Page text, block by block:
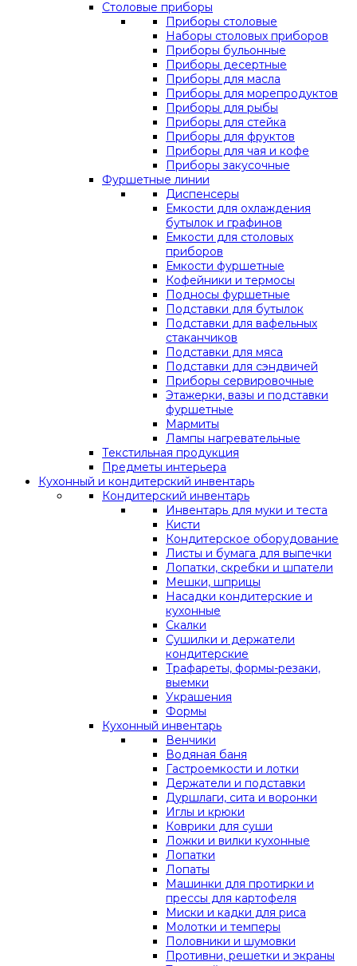
Столовые приборы
Приборы столовые
Наборы столовых приборов
Приборы бульонные
Приборы десертные
Приборы для масла
Приборы для морепродуктов
Приборы для рыбы
Приборы для стейка
Приборы для фруктов
Приборы для чая и кофе
Приборы закусочные
Фуршетные линии
Диспенсеры
Емкости для охлаждения
бутылок и графинов
Емкости для столовых
приборов
Емкости фуршетные
Кофейники и термосы
Подносы фуршетные
Подставки для бутылок
Подставки для вафельных
стаканчиков
Подставки для мяса
Подставки для сэндвичей
Приборы сервировочные
Этажерки, вазы и подставки
фуршетные
Мармиты
Лампы нагревательные
Текстильная продукция
Предметы интерьера
Кухонный и кондитерский инвентарь
Кондитерский инвентарь
Инвентарь для муки и теста
Кисти
Кондитерское оборудование
Листы и бумага для выпечки
Лопатки, скребки и шпатели
Мешки, шприцы
Насадки кондитерские и
кухонные
Скалки
Сушилки и держатели
кондитерские
Трафареты, формы-резаки,
выемки
Украшения
Формы
Кухонный инвентарь
Венчики
Водяная баня
Гастроемкости и лотки
Держатели и подставки
Дуршлаги, сита и воронки
Иглы и крюки
Коврики для суши
Ложки и вилки кухонные
Лопатки
Лопаты
Машинки для протирки и
прессы для картофеля
Миски и кадки для риса
Молотки и темперы
Половники и шумовки
Противни, решетки и экраны